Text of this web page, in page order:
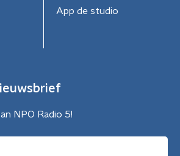
App de studio
NPO Radio 5!